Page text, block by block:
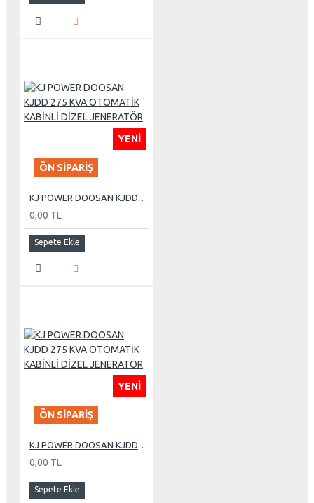
YENI
ÖN SIPARIŞ
KJ POWER DOOSAN KJDD 275 KVA OTOMATİK KABİNLİ DİZEL JENERATÖR
0,00 TL
Sepete Ekle
YENI
ÖN SIPARIŞ
KJ POWER DOOSAN KJDD 275 KVA OTOMATİK KABİNLİ DİZEL JENERATÖR
0,00 TL
Sepete Ekle